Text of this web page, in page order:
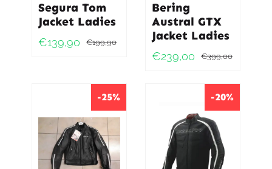
Segura Tom
Jacket Ladies
€199,90
Oorspronkelijke
was:
€199,90.
€139,90
Huidige
is:
€139,90.
Bering
Austral GTX
Jacket Ladies
€399,00
prijs
was:
€239,00
prijs
is:
-25% -20%